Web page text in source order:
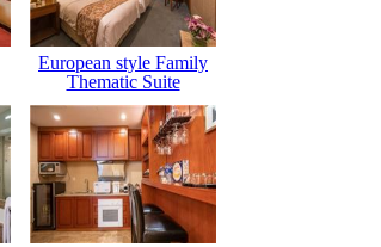
European style Family
Thematic Suite